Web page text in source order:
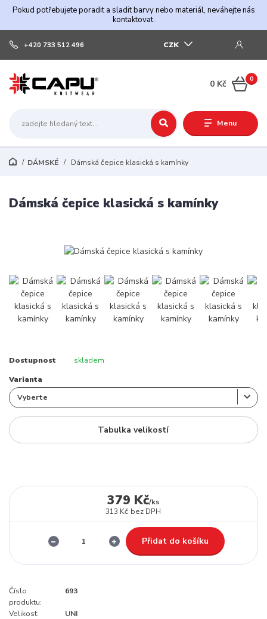
Pokud potřebujete poradit a sladit barvy nebo materiál, neváhejte nás
kontaktovat.
Menu
CZK
+420 733 512 496
0
0 Kč
DÁMSKÉ Dámská čepice klasická s kamínky
Dámská čepice klasická s kamínky
Dostupnost skladem
Varianta
Tabulka velikostí
379 Kč/ks
313 Kč bez DPH
Přidat do košíku
Číslo
produktu:
693
Velikost:
UNI